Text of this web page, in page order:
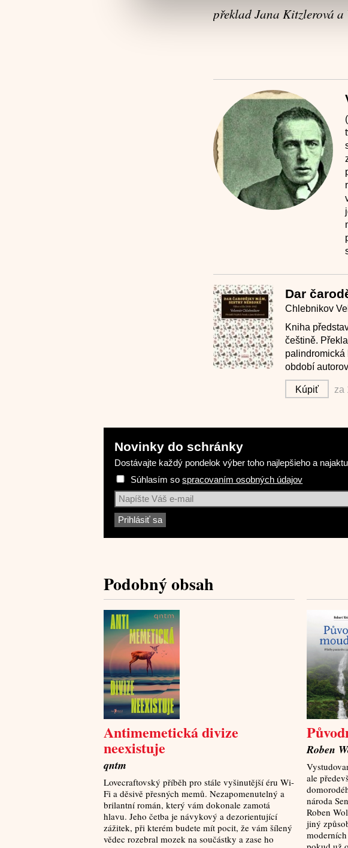
překlad Jana Kitzlerová a
Dar
Chlebnikov
Kniha
češtině.
palindromická
období
Kúpiť za
Novinky do schránky
Dostávajte každý pondelok výber toho najlepšieho a
Súhlasím sospracovaním osobných údajov
Podobný obsah
Antimemetická divize
neexistuje
qntm
Lovecraftovský příběh pro stále vyšinutější éru Wi-
Fi a děsivě přesných memů. Nezapomenutelný a
brilantní román, který vám dokonale zamotá
hlavu. Jeho četba je návykový a dezorientující
zážitek, při kterém budete mít pocit, že vám šílený
vědec rozebral mozek na součástky a zase ho
Roben
ale
národa
Roben
jiný